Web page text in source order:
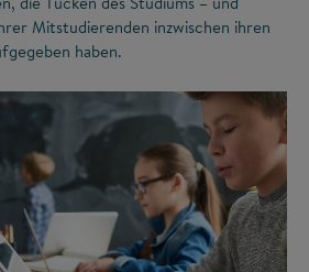
Mitstudierenden inzwischen ihren
haben.